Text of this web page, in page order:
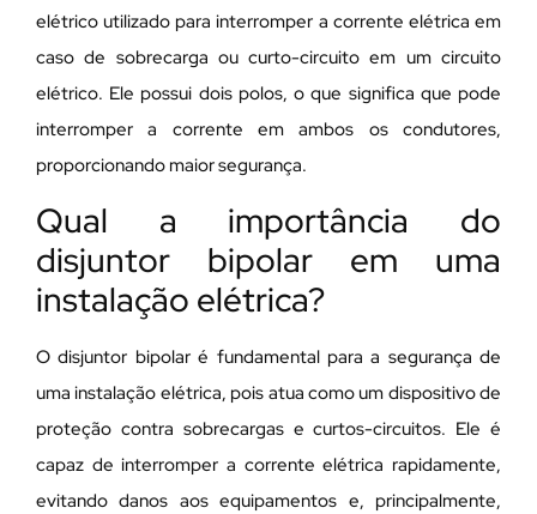
elétrico utilizado para interromper a corrente elétrica em
caso de sobrecarga ou curto-circuito em um circuito
elétrico. Ele possui dois polos, o que significa que pode
interromper a corrente em ambos os condutores,
proporcionando maior segurança.
Qual a importância do
disjuntor bipolar em uma
instalação elétrica?
O disjuntor bipolar é fundamental para a segurança de
uma instalação elétrica, pois atua como um dispositivo de
proteção contra sobrecargas e curtos-circuitos. Ele é
capaz de interromper a corrente elétrica rapidamente,
evitando danos aos equipamentos e, principalmente,